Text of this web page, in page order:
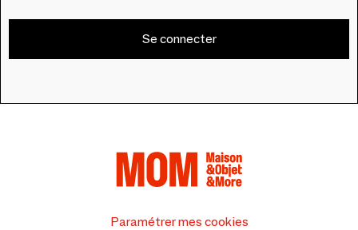
Se connecter
Paramétrer mes cookies